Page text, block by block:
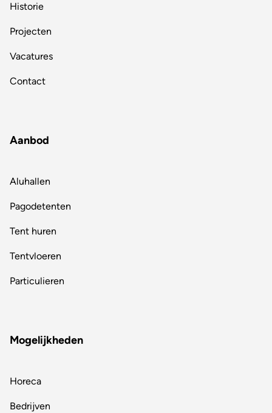
Historie
Projecten
Vacatures
Contact
Aanbod
Aluhallen
Pagodetenten
Tent huren
Tentvloeren
Particulieren
Mogelijkheden
Horeca
Bedrijven